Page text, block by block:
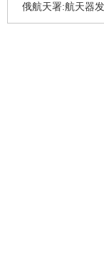
俄航天署:航天器